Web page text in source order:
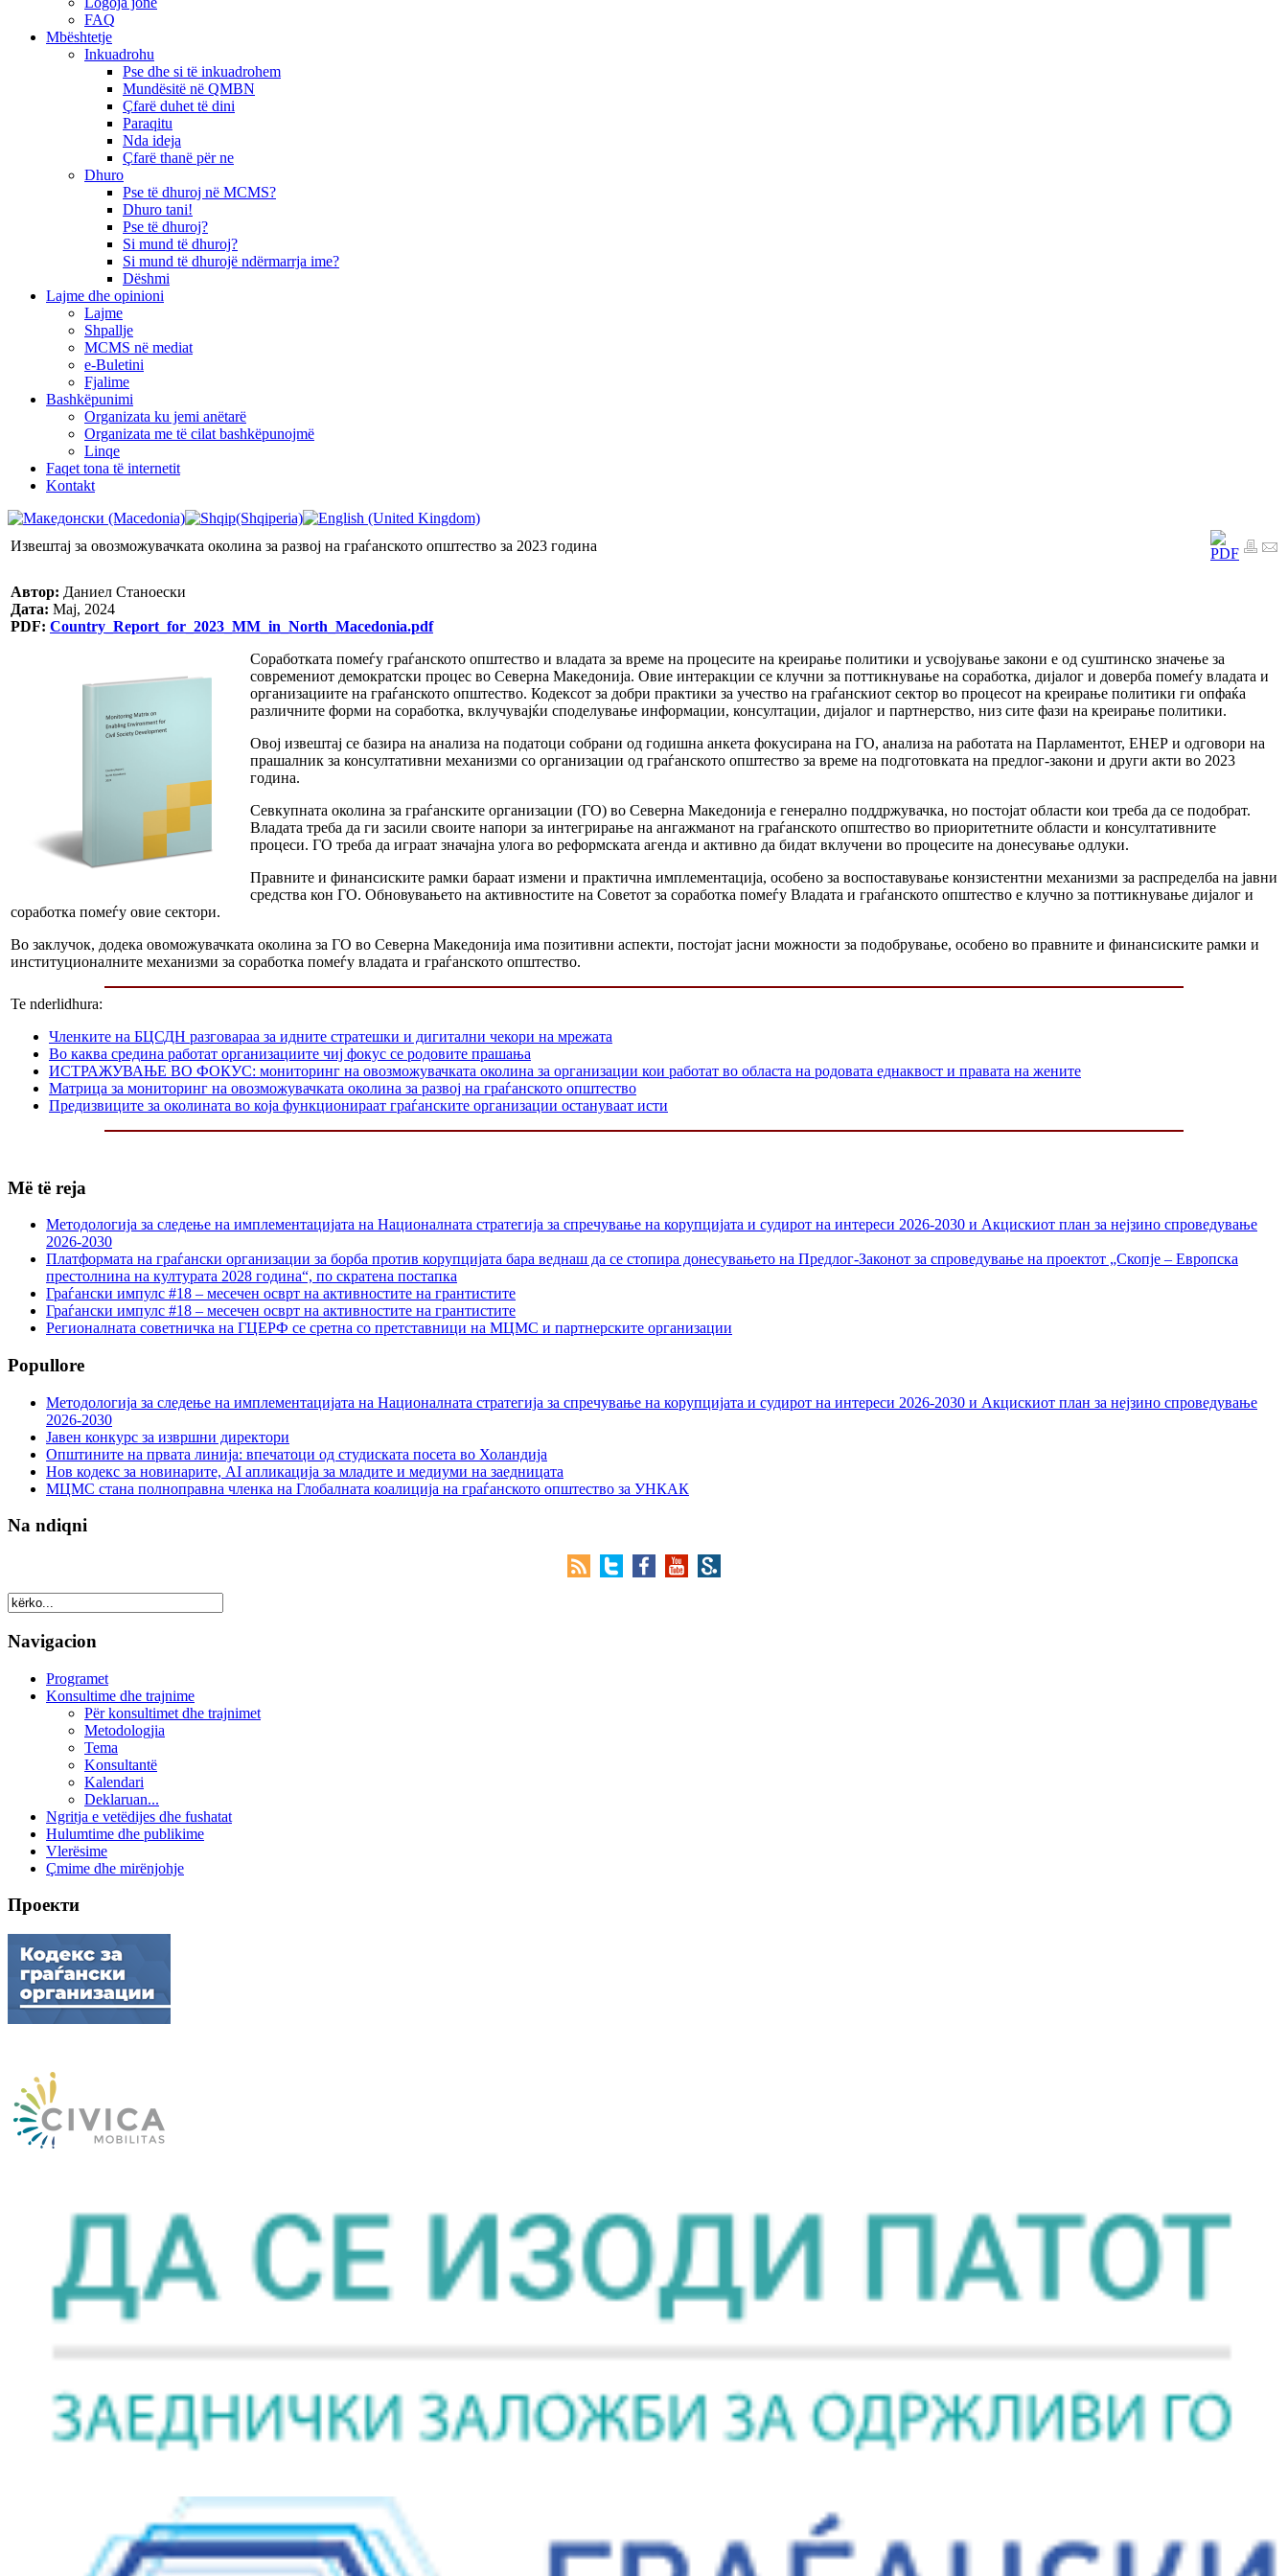
FAQ
Mbështetje
Inkuadrohu
Pse dhe si të inkuadrohem
Mundësitë në QMBN
Çfarë duhet të dini
Paraqitu
Nda ideja
Çfarë thanë për ne
Dhuro
Pse të dhuroj në MCMS?
Dhuro tani!
Pse të dhuroj?
Si mund të dhuroj?
Si mund të dhurojë ndërmarrja ime?
Dëshmi
Lajme dhe opinioni
Lajme
Shpallje
MCMS në mediat
e-Buletini
Fjalime
Bashkëpunimi
Organizata ku jemi anëtarë
Organizata me të cilat bashkëpunojmë
Linqe
Faqet tona të internetit
Kontakt
Извештај за овозможувачката околина за развој на граѓанското општество за 2023 година
Автор: Даниел Станоески
Дата: Мај, 2024
PDF: Country_Report_for_2023_MM_in_North_Macedonia.pdf
Соработката помеѓу граѓанското општество и владата за време на процесите на креирање политики и усвојување закони е од суштинско значење за
современиот демократски процес во Северна Македонија. Овие интеракции се клучни за поттикнување на соработка, дијалог и доверба помеѓу владата и
организациите на граѓанското општество. Кодексот за добри практики за учество на граѓанскиот сектор во процесот на креирање политики ги опфаќа
различните форми на соработка, вклучувајќи споделување информации, консултации, дијалог и партнерство, низ сите фази на креирање политики.
Овој извештај се базира на анализа на податоци собрани од годишна анкета фокусирана на ГО, анализа на работата на Парламентот, ЕНЕР и одговори на
прашалник за консултативни механизми со организации од граѓанското општество за време на подготовката на предлог-закони и други акти во 2023
година.
Севкупната околина за граѓанските организации (ГО) во Северна Македонија е генерално поддржувачка, но постојат области кои треба да се подобрат.
Владата треба да ги засили своите напори за интегрирање на ангажманот на граѓанското општество во приоритетните области и консултативните
процеси. ГО треба да играат значајна улога во реформската агенда и активно да бидат вклучени во процесите на донесување одлуки.
Правните и финансиските рамки бараат измени и практична имплементација, особено за воспоставување конзистентни механизми за распределба на јавни
средства кон ГО. Обновувањето на активностите на Советот за соработка помеѓу Владата и граѓанското општество е клучно за поттикнување дијалог и
соработка помеѓу овие сектори.
Во заклучок, додека овоможувачката околина за ГО во Северна Македонија има позитивни аспекти, постојат јасни можности за подобрување, особено во правните и финансиските рамки и
институционалните механизми за соработка помеѓу владата и граѓанското општество.
Te nderlidhura:
Членките на БЦСДН разговараа за идните стратешки и дигитални чекори на мрежата
Во каква средина работат организациите чиј фокус се родовите прашања
ИСТРАЖУВАЊЕ ВО ФОКУС: мониторинг на овозможувачката околина за организации кои работат во областа на родовата еднаквост и правата на жените
Матрица за мониторинг на овозможувачката околина за развој на граѓанското општество
Предизвиците за околината во која функционираат граѓанските организации остануваат исти
Më të reja
Методологија за следење на имплементацијата на Националната стратегија за спречување на корупцијата и судирот на интереси 2026-2030 и Акцискиот план за нејзино спроведување
2026-2030
Платформата на граѓански организации за борба против корупцијата бара веднаш да се стопира донесувањето на Предлог-Законот за спроведување на проектот „Скопје – Европска
престолнина на културата 2028 година“, по скратена постапка
Граѓански импулс #18 – месечен осврт на активностите на грантистите
Граѓански импулс #18 – месечен осврт на активностите на грантистите
Регионалната советничка на ГЦЕРФ се сретна со претставници на МЦМС и партнерските организации
Popullore
Методологија за следење на имплементацијата на Националната стратегија за спречување на корупцијата и судирот на интереси 2026-2030 и Акцискиот план за нејзино спроведување
2026-2030
Јавен конкурс за извршни директори
Општините на првата линија: впечатоци од студиската посета во Холандија
Нов кодекс за новинарите, AI апликација за младите и медиуми на заедницата
МЦМС стана полноправна членка на Глобалната коалиција на граѓанското општество за УНКАК
Na ndiqni
Navigacion
Programet
Konsultime dhe trajnime
Për konsultimet dhe trajnimet
Metodologjia
Tema
Konsultantë
Kalendari
Deklaruan...
Ngritja e vetëdijes dhe fushatat
Hulumtime dhe publikime
Vlerësime
Çmime dhe mirënjohje
Проекти